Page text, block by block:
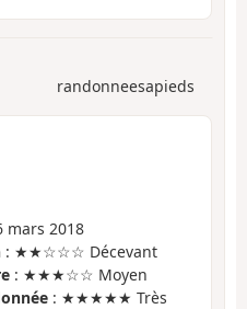
randonneesapieds
mars 2018
: ★★☆☆☆ Décevant
: ★★★☆☆ Moyen
: ★★★★★ Très